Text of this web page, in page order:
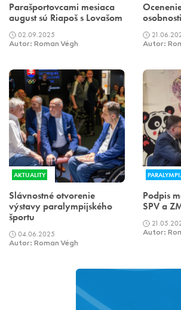
Parašportovcami mesiaca
august sú Riapoš s Lovašom
02.09.2025
Autor: Roman Végh Autor:
AKTUALITY
Slávnostné otvorenie
výstavy paralympijského
športu
04.06.2025
Autor: Roman Végh
Podpis
SPV a
Autor: